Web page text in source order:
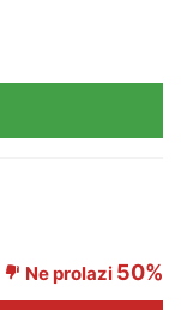
Ne prolazi 50%